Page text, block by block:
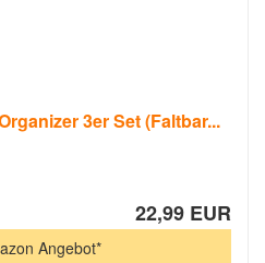
3er Set (Faltbar...
22,99 EUR
Angebot*